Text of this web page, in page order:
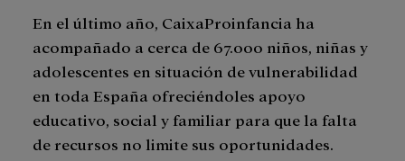
En el último año, CaixaProinfancia ha
acompañado a cerca de 67.000 niños, niñas y
adolescentes en situación de vulnerabilidad
en toda España ofreciéndoles apoyo
educativo, social y familiar para que la falta
de recursos no limite sus oportunidades.